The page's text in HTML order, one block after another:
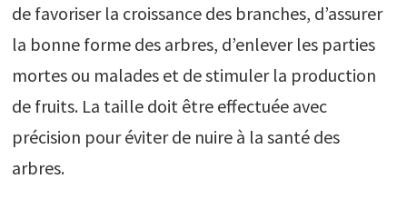
de favoriser la croissance des branches, d’assurer
la bonne forme des arbres, d’enlever les parties
mortes ou malades et de stimuler la production
de fruits. La taille doit être effectuée avec
précision pour éviter de nuire à la santé des
arbres.